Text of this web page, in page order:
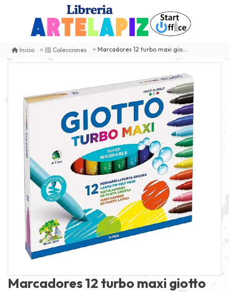
Inicio Colecciones Marcadores 12 turbo maxi giotto
Marcadores 12 turbo maxi giotto